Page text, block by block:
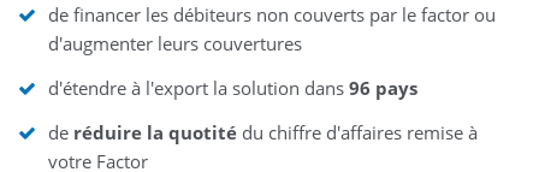
de financer les débiteurs non couverts par le factor ou
d'augmenter leurs couvertures
d'étendre à l'export la solution dans 96 pays
de réduire la quotité du chiffre d'affaires remise à
votre Factor